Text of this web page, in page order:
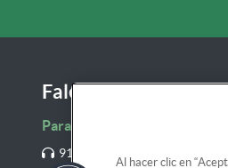
Fale conosco
Para receber boletins
911 23 64 10
Al hacer clic en